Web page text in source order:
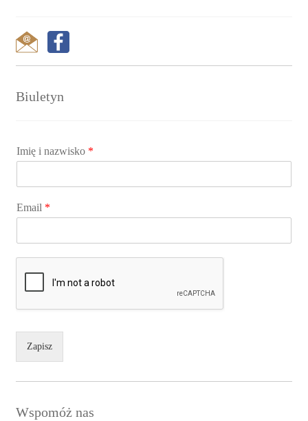
Biuletyn
Imię i nazwisko *
Email *
Zapisz
Wspomóż nas